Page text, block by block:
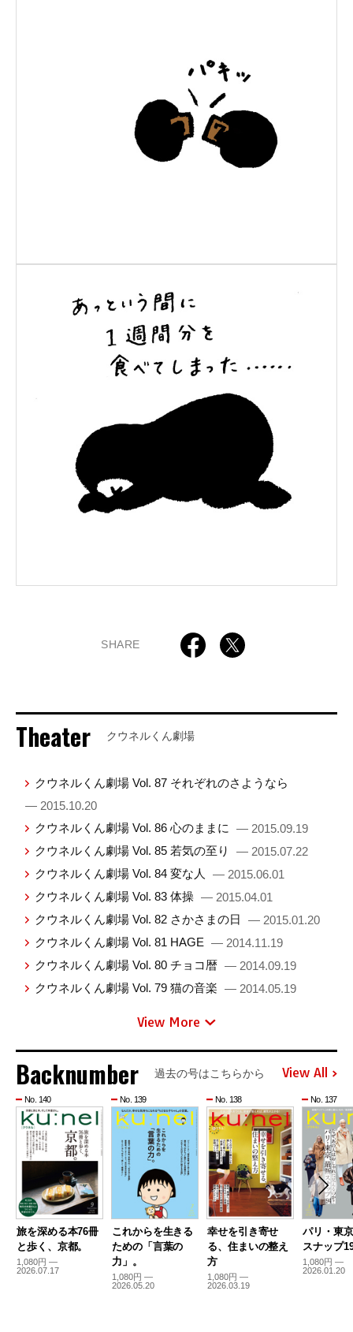
SHARE
Theater クウネルくん劇場
クウネルくん劇場 Vol. 87 それぞれのさようなら
— 2015.10.20
クウネルくん劇場 Vol. 86 心のままに
— 2015.09.19
クウネルくん劇場 Vol. 85 若気の至り
— 2015.07.22
クウネルくん劇場 Vol. 84 変な人
— 2015.06.01
クウネルくん劇場 Vol. 83 体操 — 2015.04.01
クウネルくん劇場 Vol. 82 さかさまの日
— 2015.01.20
クウネルくん劇場 Vol. 81 HAGE — 2014.11.19
クウネルくん劇場 Vol. 80 チョコ暦 — 2014.09.19
クウネルくん劇場 Vol. 79 猫の音楽 — 2014.05.19
View More
Backnumber 過去の号はこちらから View All
No. 140
旅を深める本76冊
と歩く、京都。
1,080円 —
2026.07.17
No. 139
これからを生きる
ための「言葉の
力」。
1,080円 —
2026.05.20
No. 138
幸せを引き寄せ
る、住まいの整え
方
1,080円 —
2026.03.19
No. 137
パリ・東
スナップ
1,080円 —
2026.01.20